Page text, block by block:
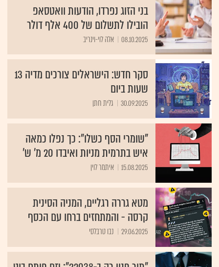
בני הזוג נפרדו, הודעות וואטסאפ
הובילו לתשלום של 400 אלף דולר
08.10.2025 אלה לוי-וינריב
סקר חדש: הישראלים צורכים מדיה 13
שעות ביום
30.09.2025 גלית חתן
"שומרי הסף כשלו": כך נפלו כמאה
איש בתרמית מניות ואיבדו 20 מ' ש'
15.08.2025 איתמר לוין
מטא גררה רגליים, המניה הסינית
קרסה - והמתחזים ברחו עם הכסף
29.06.2025 נבו טרבלסי